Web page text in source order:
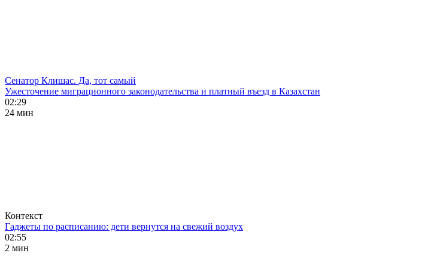
Сенатор Клишас. Да, тот самый
Ужесточение миграционного законодательства и платный въезд в Казахстан
02:29
24 мин
Контекст
Гаджеты по расписанию: дети вернутся на свежий воздух
02:55
2 мин